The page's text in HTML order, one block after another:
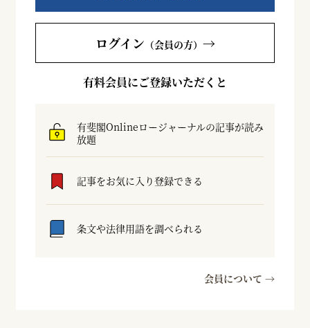
ログイン （会員の方） →
有料会員にご登録いただくと
有斐閣Onlineロージャーナルの記事が読み
放題
記事をお気に入り登録できる
条文や法律用語を調べられる
会員について →